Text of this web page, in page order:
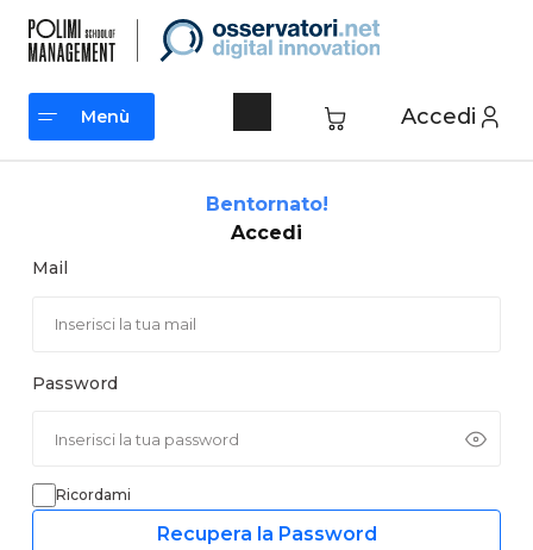
contenuto
Accedi
Menù
Bentornato!
Accedi
Mail
Password
Ricordami
Recupera la Password